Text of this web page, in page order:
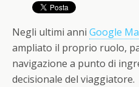
Negli ultimi anni Google
ampliato il proprio ruolo,
navigazione a punto di
decisionale del viaggiatore.